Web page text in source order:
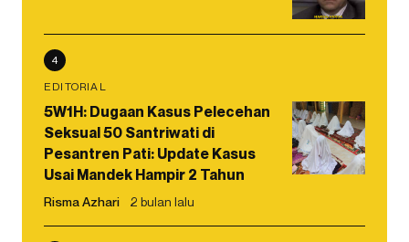
4
EDITORIAL
5W1H: Dugaan Kasus Pelecehan
Seksual 50 Santriwati di
Pesantren Pati: Update Kasus
Usai Mandek Hampir 2 Tahun
Risma Azhari 2 bulan lalu